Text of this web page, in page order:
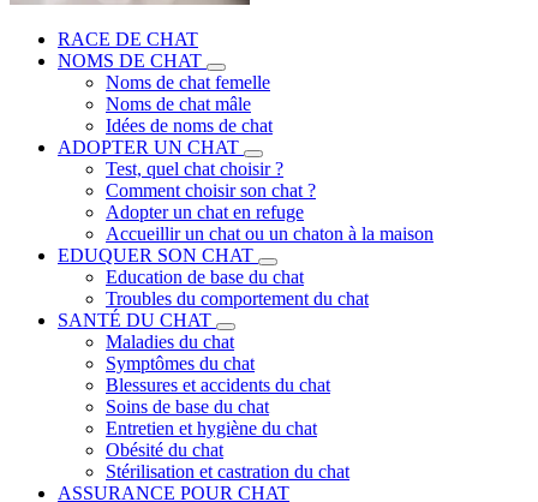
RACE DE CHAT
NOMS DE CHAT
Noms de chat femelle
Noms de chat mâle
Idées de noms de chat
ADOPTER UN CHAT
Test, quel chat choisir ?
Comment choisir son chat ?
Adopter un chat en refuge
Accueillir un chat ou un chaton à la maison
EDUQUER SON CHAT
Education de base du chat
Troubles du comportement du chat
SANTÉ DU CHAT
Maladies du chat
Symptômes du chat
Blessures et accidents du chat
Soins de base du chat
Entretien et hygiène du chat
Obésité du chat
Stérilisation et castration du chat
ASSURANCE POUR CHAT